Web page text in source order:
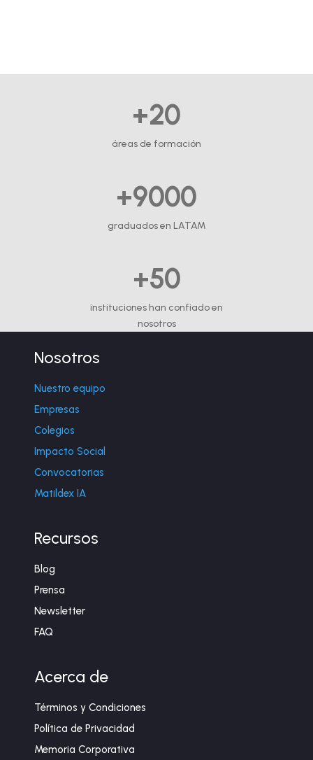
+20
áreas de formación
+9000
graduados en LATAM
+50
instituciones han confiado en
nosotros
Nosotros
Nuestro equipo
Empresas
Colegios
Impacto Social
Convocatorias
Matildex IA
Recursos
Blog
Prensa
Newsletter
FAQ
Acerca de
Términos y Condiciones
Política de Privacidad
Memoria Corporativa